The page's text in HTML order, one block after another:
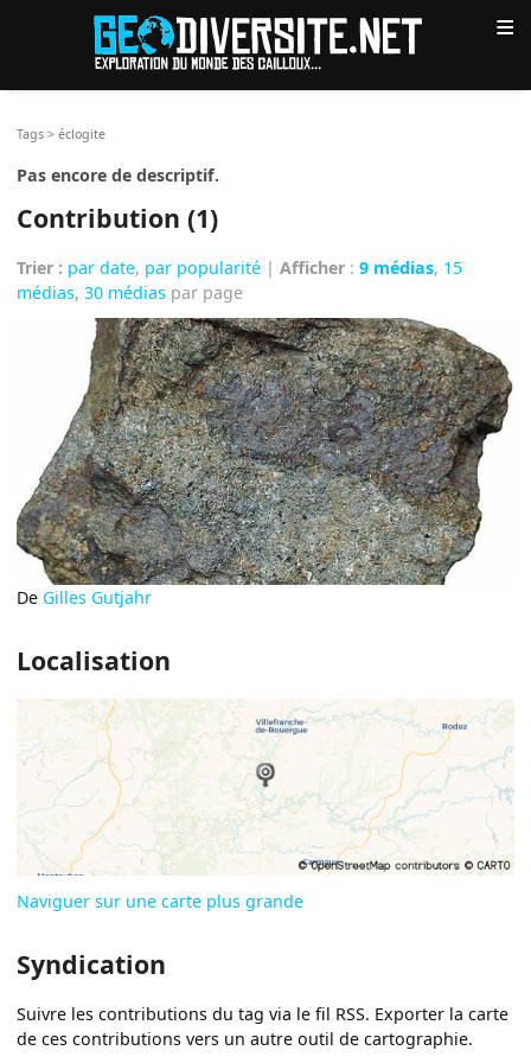
≡
Tags >éclogite
Pas encore de descriptif.
Contribution (1)
Trier : par date, par popularité |Afficher :9 médias, 15
médias,30 médias par page
De Gilles Gutjahr
Localisation
Naviguer sur une carte plus grande
Syndication
Suivre les contributions du tag via le fil RSS. Exporter la carte
de ces contributions vers un autre outil de cartographie.